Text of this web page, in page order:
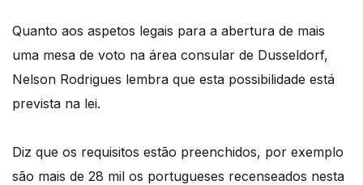
Quanto aos aspetos legais para a abertura de mais
uma mesa de voto na área consular de Dusseldorf,
Nelson Rodrigues lembra que esta possibilidade está
prevista na lei.
Diz que os requisitos estão preenchidos, por exemplo
são mais de 28 mil os portugueses recenseados nesta